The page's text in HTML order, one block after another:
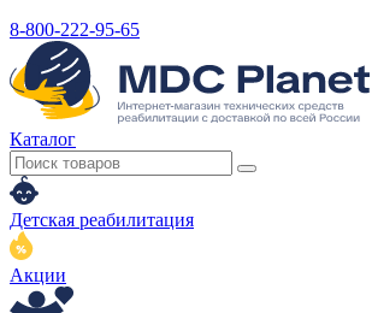
8-800-222-95-65
Каталог
Детская реабилитация
Акции